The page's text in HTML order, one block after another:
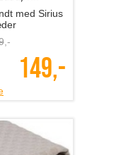
med Sirius
,-
149,-